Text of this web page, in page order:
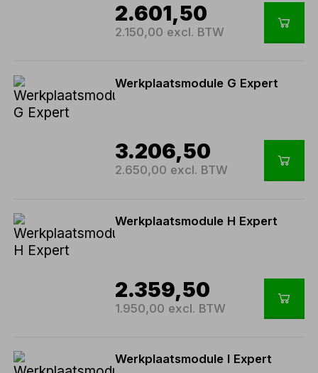
2.601,50
2.150,00 excl. BTW
Werkplaatsmodule G Expert
3.206,50
2.650,00 excl. BTW
Werkplaatsmodule H Expert
2.359,50
1.950,00 excl. BTW
Werkplaatsmodule I Expert